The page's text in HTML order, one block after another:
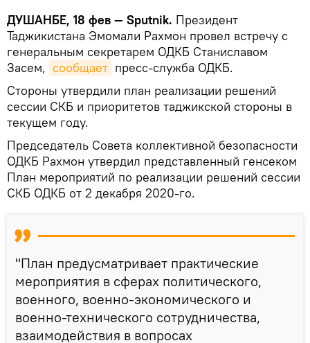
ДУШАНБЕ, 18 фев — Sputnik. Президент
Таджикистана Эмомали Рахмон провел встречу с
генеральным секретарем ОДКБ Станиславом
Засем, сообщает пресс-служба ОДКБ.
Стороны утвердили план реализации решений
сессии СКБ и приоритетов таджикской стороны в
текущем году.
Председатель Совета коллективной безопасности
ОДКБ Рахмон утвердил представленный генсеком
План мероприятий по реализации решений сессии
СКБ ОДКБ от 2 декабря 2020-го.
"План предусматривает практические
мероприятия в сферах политического,
военного, военно-экономического и
военно-технического сотрудничества,
взаимодействия в вопросах